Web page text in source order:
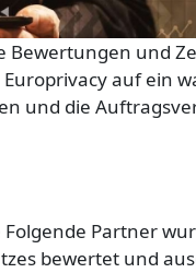
Bewertungen und
auf ein
und die
Partner
bewertet und